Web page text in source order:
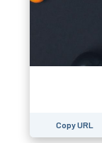
Copy URL